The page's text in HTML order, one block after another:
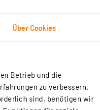
Über Cookies
Betrieb und die
zu verbessern.
sind, benötigen wir